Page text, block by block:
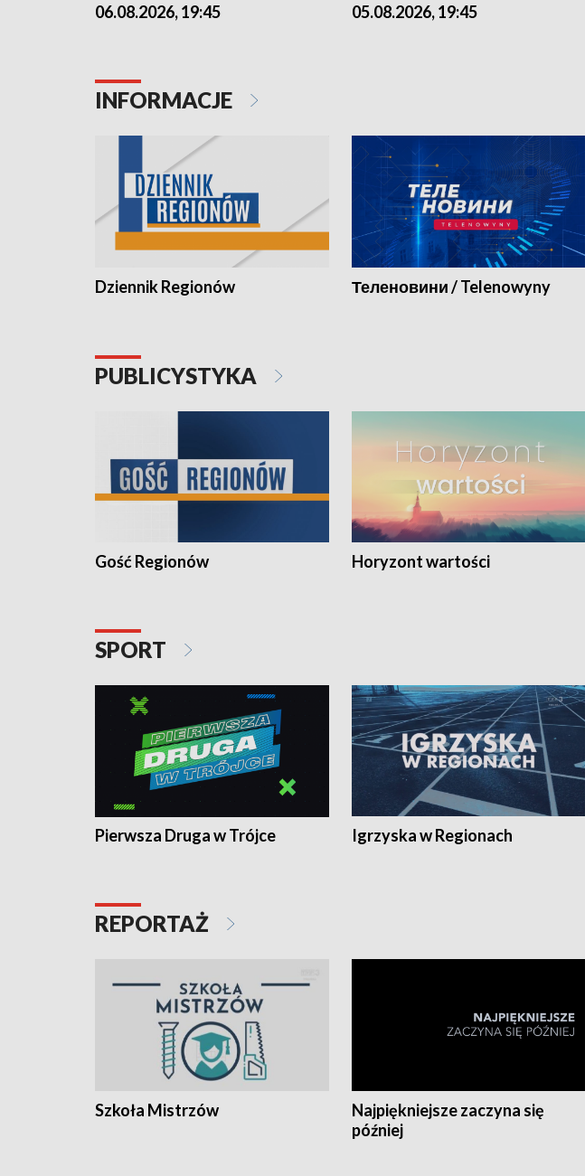
06.08.2026, 19:45 05.08.2026, 19:45
INFORMACJE
Dziennik Regionów Теленовини / Telenowyny
PUBLICYSTYKA
Gość Regionów Horyzont wartości
SPORT
Pierwsza Druga w Trójce Igrzyska w Regionach
REPORTAŻ
Szkoła Mistrzów
Najpiękniejsze zaczyna się
później